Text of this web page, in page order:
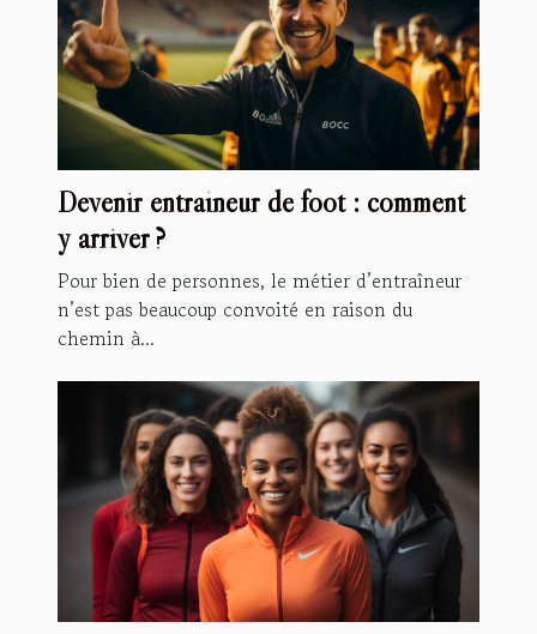
Devenir entraîneur de foot : comment
y arriver ?
Pour bien de personnes, le métier d’entraîneur
n’est pas beaucoup convoité en raison du
chemin à...